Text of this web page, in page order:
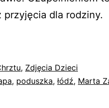
dla rodziny.
, Zdjęcia Dzieci
, poduszka, łódź, Marta